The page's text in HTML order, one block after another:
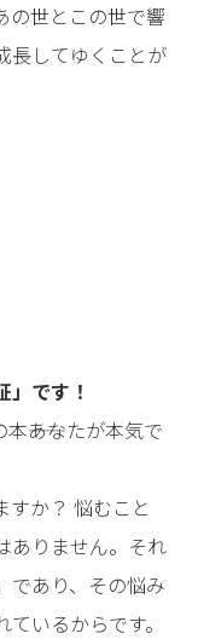
の世とこの世で響
長してゆくことが
です！
――あなたが本気で
すか？ 悩むこと
ありません。それ
であり、その悩み
いるからです。